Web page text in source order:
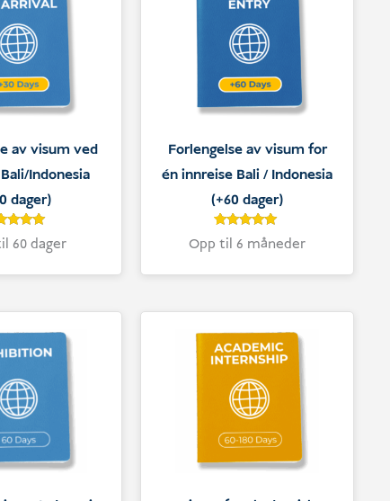
av visum ved
Indonesia
dager)
4.9
på
60 dager
Forlengelse av visum for
én innreise Bali / Indonesia
(+60 dager)
Vurdert
5
på
Opp til 6 måneder